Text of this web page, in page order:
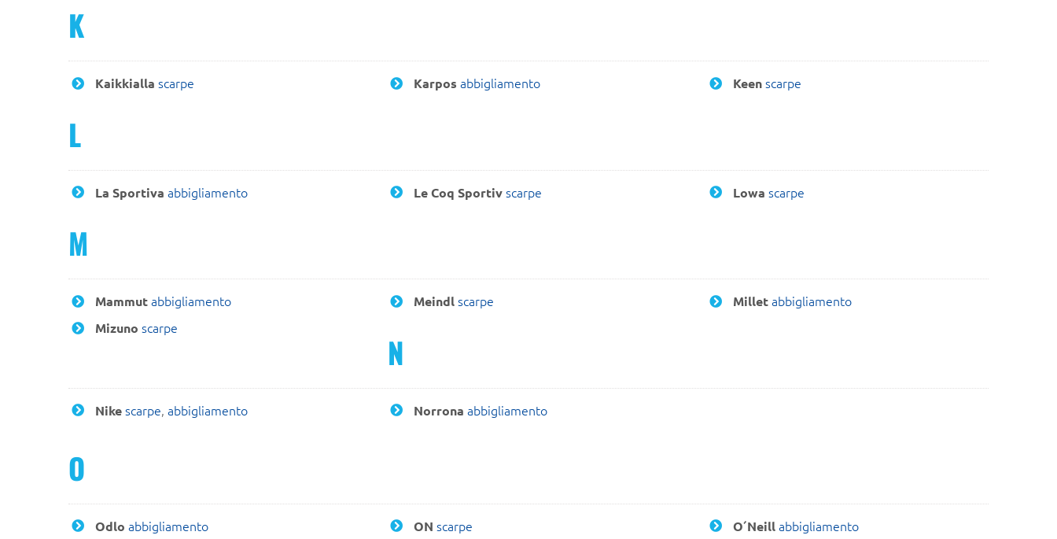
K
Kaikkialla scarpe Karpos abbigliamento Keen scarpe
L
La Sportiva abbigliamento Le Coq Sportivscarpe Lowa scarpe
M
Mammut abbigliamento
Mizuno scarpe
Meindlscarpe Millet abbigliamento
N
Nike scarpe, abbigliamento Norrona abbigliamento
O
Odlo abbigliamento ON scarpe O´Neill abbigliamento